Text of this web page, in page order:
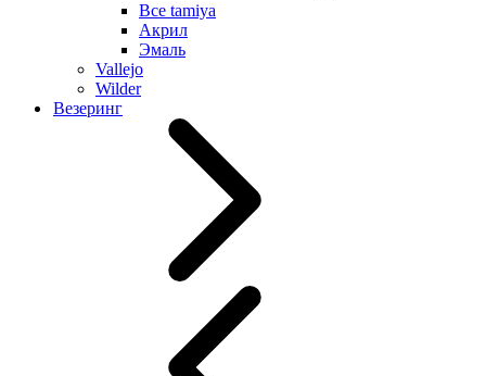
Все tamiya
Акрил
Эмаль
Vallejo
Wilder
Везеринг